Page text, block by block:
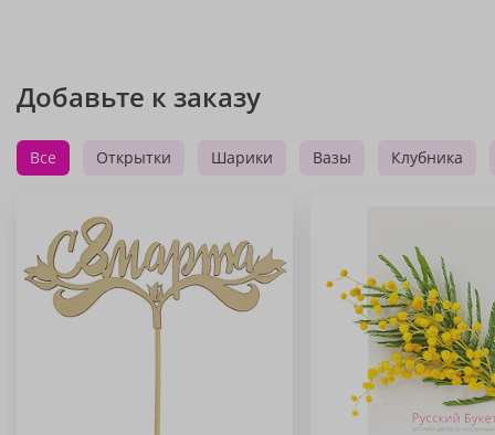
Добавьте к заказу
Все Открытки Шарики Вазы Клубника